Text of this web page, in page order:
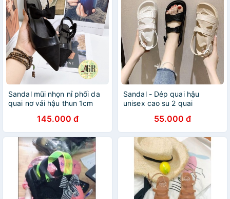
Sandal mũi nhọn nỉ phối da
quai nơ vải hậu thun 1cm
145.000 đ
Sandal - Dép quai hậu
unisex cao su 2 quai
55.000 đ